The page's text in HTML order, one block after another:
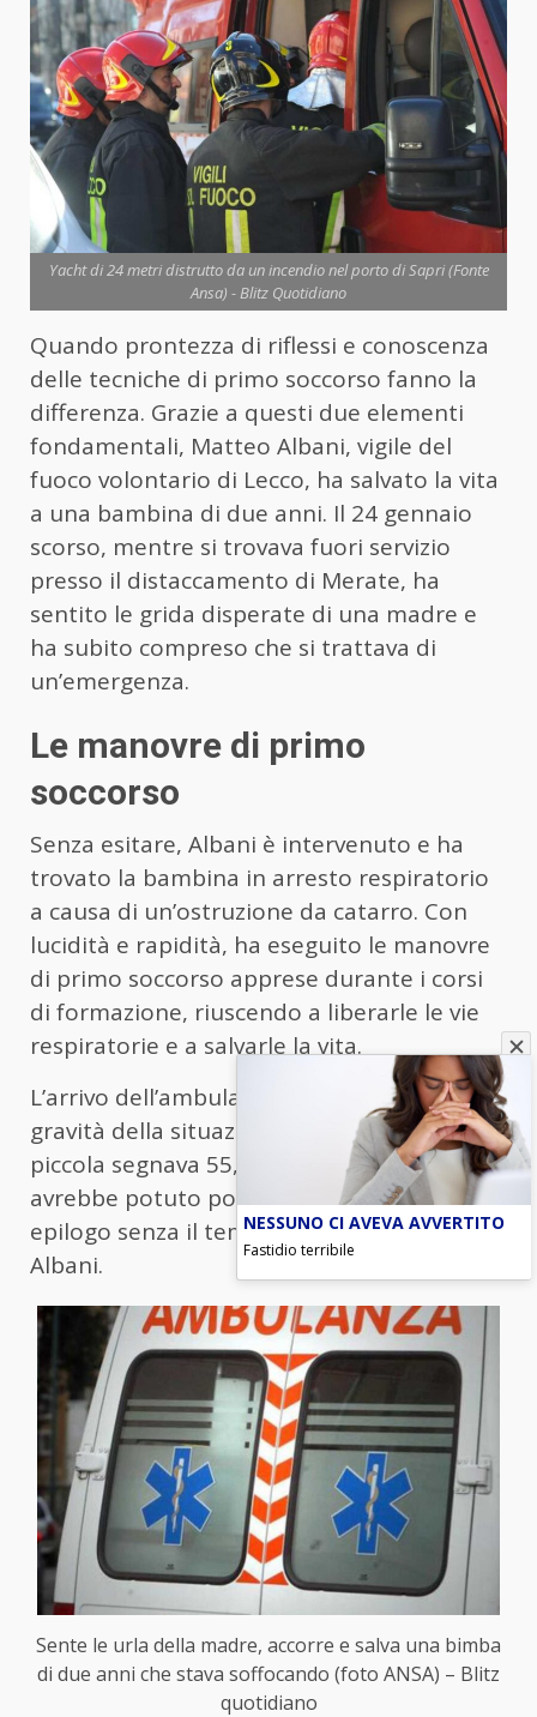
Yacht di 24 metri distrutto da un incendio nel porto di Sapri (Fonte
Ansa) - Blitz Quotidiano
Quando prontezza di riflessi e conoscenza
delle tecniche di primo soccorso fanno la
differenza. Grazie a questi due elementi
fondamentali, Matteo Albani, vigile del
fuoco volontario di Lecco, ha salvato la vita
a una bambina di due anni. Il 24 gennaio
scorso, mentre si trovava fuori servizio
presso il distaccamento di Merate, ha
sentito le grida disperate di una madre e
ha subito compreso che si trattava di
un’emergenza.
Le manovre di primo
soccorso
Senza esitare, Albani è intervenuto e ha
trovato la bambina in arresto respiratorio
a causa di un’ostruzione da catarro. Con
lucidità e rapidità, ha eseguito le manovre
di primo soccorso apprese durante i corsi
di formazione, riuscendo a liberarle le vie
respiratorie e a salvarle la vita.
L’arrivo dell’ambulanza ha confermato la
gravità della situazione: il saturimetro della
piccola segnava 55, un valore critico che
avrebbe potuto portare a un tragico
epilogo senza il tempestivo intervento di
Albani.
Sente le urla della madre, accorre e salva una bimba
di due anni che stava soffocando (foto ANSA) – Blitz
quotidiano
NESSUNO CI AVEVA AVVERTITO
Fastidio terribile